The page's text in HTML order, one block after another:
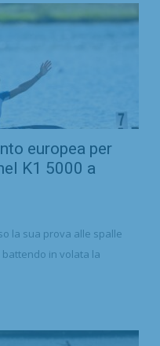
europea per
K1 5000 a
la sua prova alle spalle
in volata la